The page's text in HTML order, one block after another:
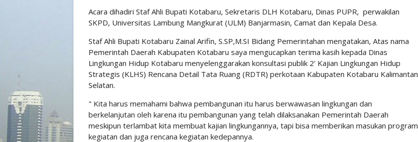
Acara dihadiri Staf Ahli Bupati Kotabaru, Sekretaris DLH Kotabaru, Dinas PUPR, perwakilan
SKPD, Universitas Lambung Mangkurat (ULM) Banjarmasin, Camat dan Kepala Desa.
Staf Ahli Bupati Kotabaru Zainal Arifin, S.SP,M.SI Bidang Pemerintahan mengatakan, Atas nama
Pemerintah Daerah Kabupaten Kotabaru saya mengucapkan terima kasih kepada Dinas
Lingkungan Hidup Kotabaru menyelenggarakan konsultasi publik 2' Kajian Lingkungan Hidup
Strategis (KLHS) Rencana Detail Tata Ruang (RDTR) perkotaan Kabupaten Kotabaru Kalimantan
Selatan.
" Kita harus memahami bahwa pembangunan itu harus berwawasan lingkungan dan
berkelanjutan oleh karena itu pembangunan yang telah dilaksanakan Pemerintah Daerah
meskipun terlambat kita membuat kajian lingkungannya, tapi bisa memberikan masukan program
kegiatan dan juga rencana kegiatan kedepannya.